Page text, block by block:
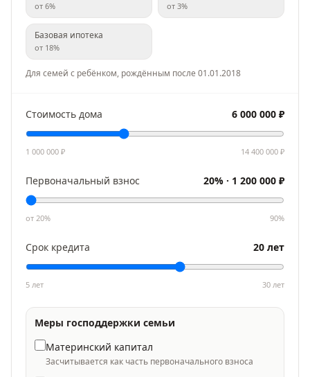
от 6% от 3%
Базовая ипотека
от 18%
Для семей с ребёнком, рождённым после 01.01.2018
Стоимость дома 6 000 000 ₽
1 000 000 ₽ 14 400 000 ₽
Первоначальный взнос 20% · 1 200 000 ₽
от 20% 90%
Срок кредита 20 лет
5 лет 30 лет
Меры господдержки семьи
Материнский капитал
Засчитывается как часть первоначального взноса